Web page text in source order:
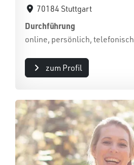
70184 Stuttgart
Durchführung
online, persönlich, telefonisch
zum Profil